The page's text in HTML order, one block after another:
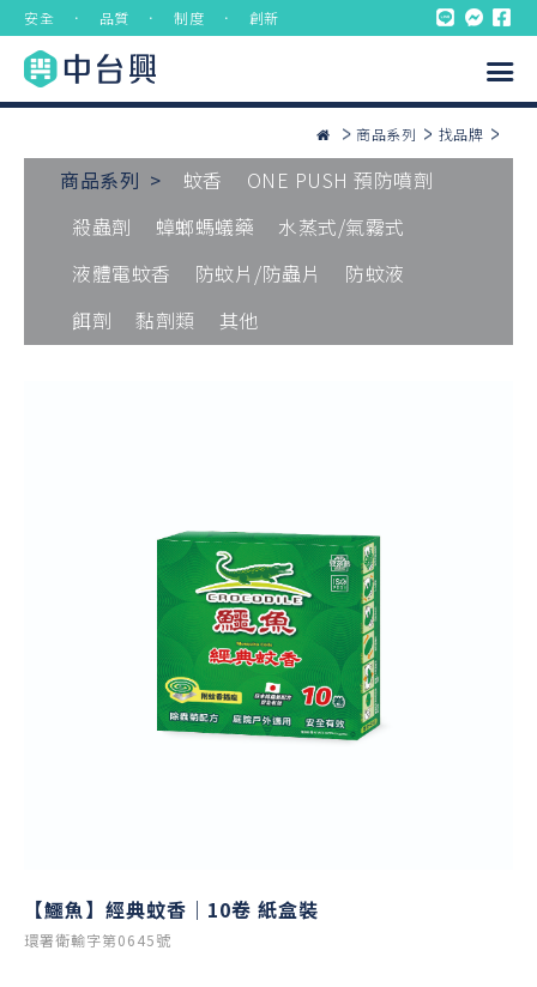
安全 ． 品質 ． 制度 ． 創新
商品系列 找品牌
商品系列 > 蚊香
ONE PUSH 預防噴劑
殺蟲劑
蟑螂螞蟻藥
水蒸式/氣霧式
液體電蚊香
防蚊片/防蟲片
防蚊液
餌劑
黏劑類 其他
【鱷魚】經典蚊香｜10卷 紙盒裝
環署衛輸字第0645號